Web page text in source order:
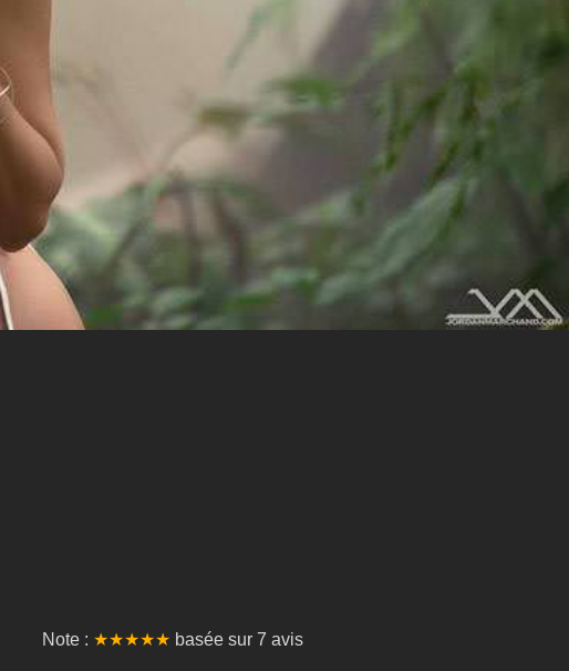
Note : ★★★★★ basée sur7avis